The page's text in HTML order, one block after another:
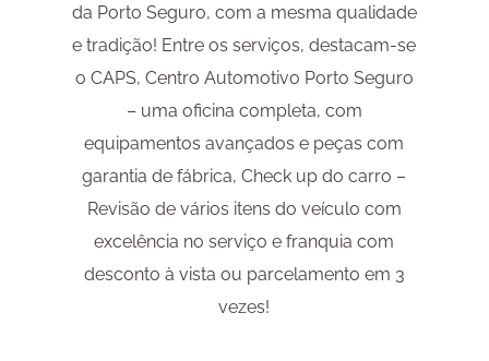
da Porto Seguro, com a mesma qualidade
e tradição! Entre os serviços, destacam-se
o CAPS, Centro Automotivo Porto Seguro
– uma oficina completa, com
equipamentos avançados e peças com
garantia de fábrica, Check up do carro –
Revisão de vários itens do veículo com
excelência no serviço e franquia com
desconto à vista ou parcelamento em 3
vezes!